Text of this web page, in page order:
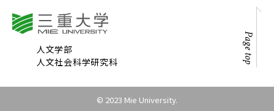
Page top
人文学部
人文社会科学研究科
© 2023 Mie University.